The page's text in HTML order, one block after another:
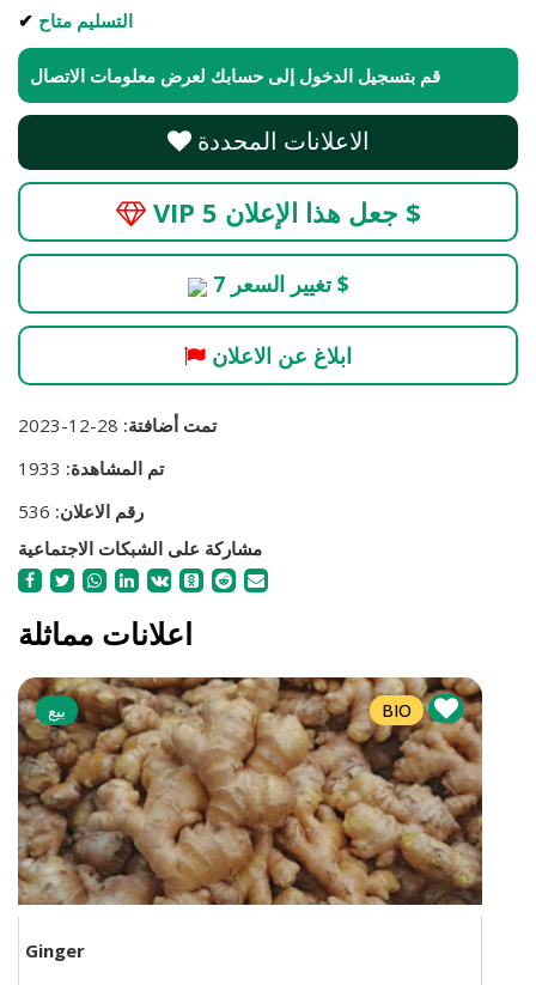
✔ التسليم متاح
قم بتسجيل الدخول إلى حسابك لعرض معلومات الاتصال
الاعلانات المحددة
VIP جعل هذا الإعلان 5 $
تغيير السعر 7 $
ابلاغ عن الاعلان
تمت أضافتة:
تم المشاهدة:
رقم الاعلان:
مشاركة على الشبكات الاجتماعية
اعلانات مماثلة
بيع BIO
Ginger